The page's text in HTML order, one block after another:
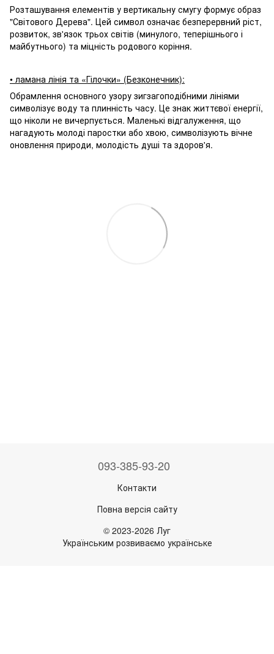
Розташування елементів у вертикальну смугу формує образ
"Світового Дерева". Цей символ означає безперервний ріст,
розвиток, зв'язок трьох світів (минулого, теперішнього і
майбутнього) та міцність родового коріння.
• ламана лінія та «Гілочки» (Безконечник):
Обрамлення основного узору зигзагоподібними лініями
символізує воду та плинність часу. Це знак життєвої енергії,
що ніколи не вичерпується. Маленькі відгалуження, що
нагадують молоді паростки або хвою, символізують вічне
оновлення природи, молодість душі та здоров'я.
093-385-93-20
Контакти
Повна версія сайту
© 2023-2026 Луг
Українським розвиваємо українське